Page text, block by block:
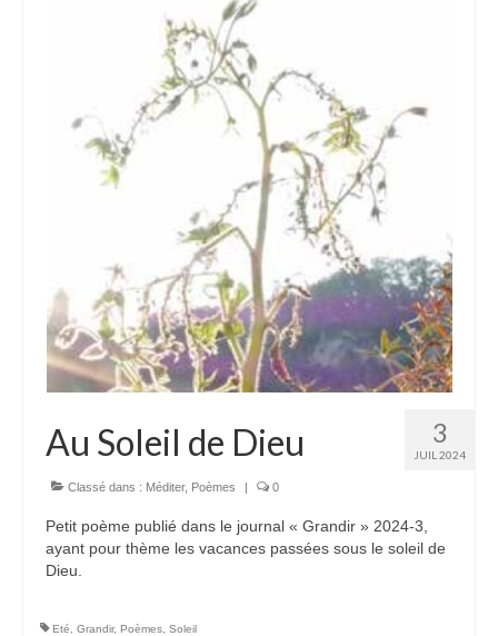
Homélies de Pèlerinages
Mon témoignage
Podcast
Articles, Chroniques
Grandir : rubrique Cliquer
Cath.ch
Echo Magazine – Trait Libre
Echo Magazine – Une Question
Films, Vidéos, Selfies
Mon témoignage
3
JUIL 2024
Au Soleil de Dieu
Classé dans : Méditer, Poèmes | 0
Petit poème publié dans le journal « Grandir » 2024-3,
ayant pour thème les vacances passées sous le soleil de
Dieu.
Eté Grandir, Poèmes Soleil